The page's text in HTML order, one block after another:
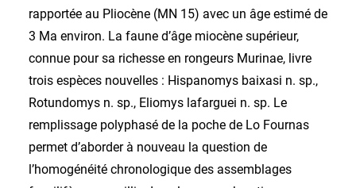
rapportée au Pliocène (MN 15) avec un âge estimé de
3 Ma environ. La faune d’âge miocène supérieur,
connue pour sa richesse en rongeurs Murinae, livre
trois espèces nouvelles : Hispanomys baixasi n. sp.,
Rotundomys n. sp., Eliomys lafarguei n. sp. Le
remplissage polyphasé de la poche de Lo Fournas
permet d’aborder à nouveau la question de
l’homogénéité chronologique des assemblages